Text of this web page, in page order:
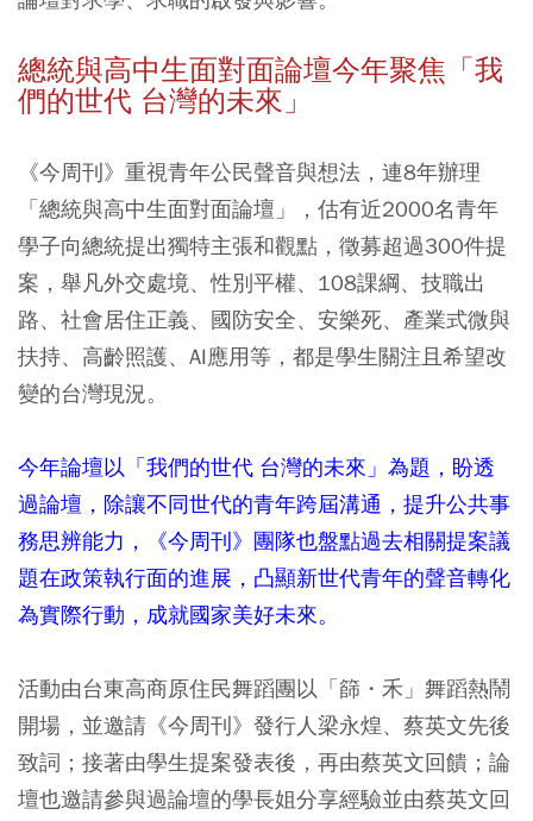
總統與高中生面對面論壇今年聚焦「我
們的世代 台灣的未來」
《今周刊》重視青年公民聲音與想法，連8年辦理
「總統與高中生面對面論壇」，估有近2000名青年
學子向總統提出獨特主張和觀點，徵募超過300件提
案，舉凡外交處境、性別平權、108課綱、技職出
路、社會居住正義、國防安全、安樂死、產業式微與
扶持、高齡照護、AI應用等，都是學生關注且希望改
變的台灣現況。
今年論壇以「我們的世代 台灣的未來」為題，盼透
過論壇，除讓不同世代的青年跨屆溝通，提升公共事
務思辨能力，《今周刊》團隊也盤點過去相關提案議
題在政策執行面的進展，凸顯新世代青年的聲音轉化
為實際行動，成就國家美好未來。
活動由台東高商原住民舞蹈團以「篩・禾」舞蹈熱鬧
開場，並邀請《今周刊》發行人梁永煌、蔡英文先後
致詞；接著由學生提案發表後，再由蔡英文回饋；論
壇也邀請參與過論壇的學長姐分享經驗並由蔡英文回